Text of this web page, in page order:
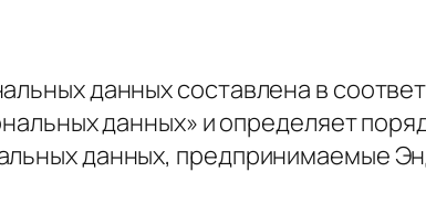
данных составлена в
данных» и определяет
данных, предпринимаемые